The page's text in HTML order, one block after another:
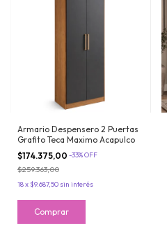
Armario Despensero 2 Puertas
Grafito Teca Maximo Acapulco
$174.375,00 -33%OFF
$259.363,00
18x $9.687,50 sin interés